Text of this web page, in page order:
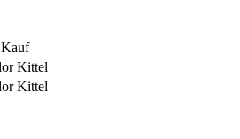
Kittel
Kittel